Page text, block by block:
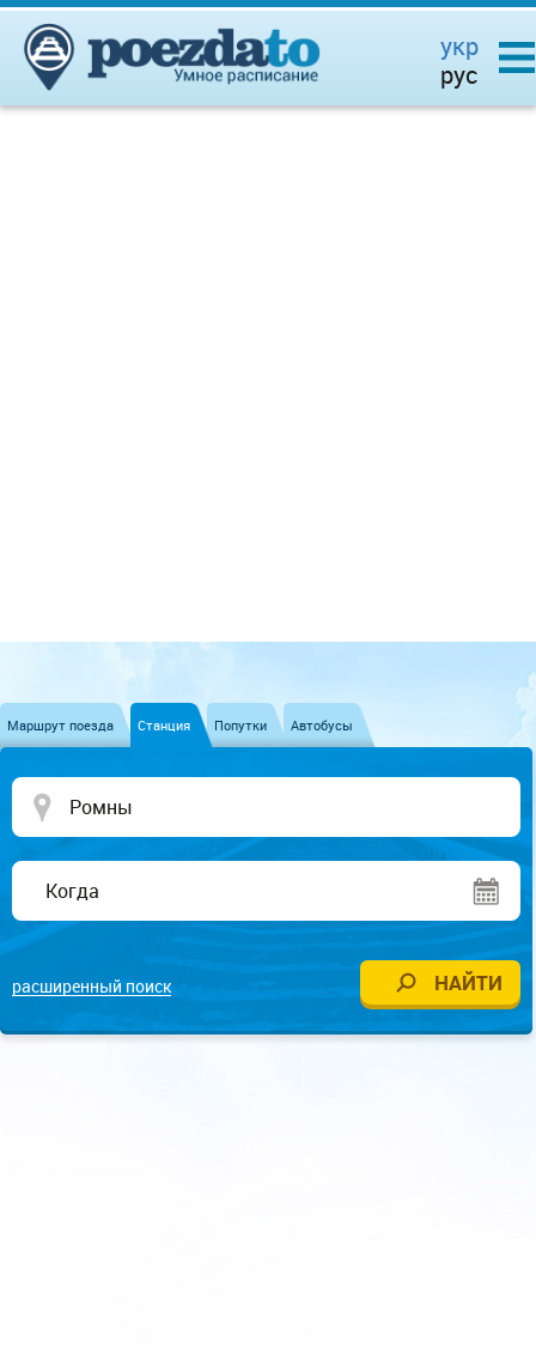
укр
рус
Маршрут поезда Станция Попутки Автобусы
расширенный поиск